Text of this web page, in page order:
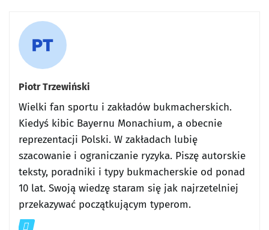
Piotr Trzewiński
Wielki fan sportu i zakładów bukmacherskich.
Kiedyś kibic Bayernu Monachium, a obecnie
reprezentacji Polski. W zakładach lubię
szacowanie i ograniczanie ryzyka. Piszę autorskie
teksty, poradniki i typy bukmacherskie od ponad
10 lat. Swoją wiedzę staram się jak najrzetelniej
przekazywać początkującym typerom.